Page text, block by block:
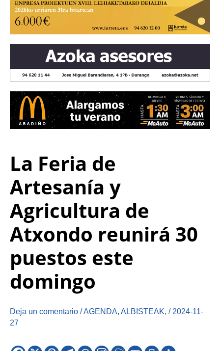
La Feria de
Artesanía y
Agricultura de
Atxondo reunirá 30
puestos este
domingo
Deja un comentario /AGENDA, ALBISTEAK, / 2024-11-
27